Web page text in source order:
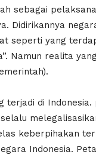
sebagai
Didirikannya
seperti yang
Namun realita
di
keberpihakan
Indonesia.